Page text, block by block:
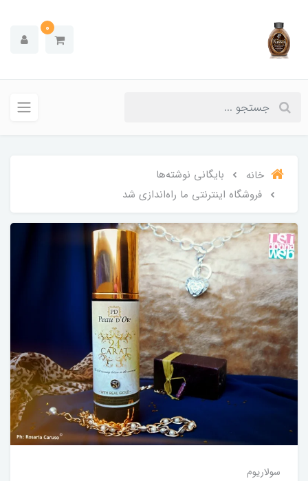
0
خانه
بایگانی نوشته‌ها
فروشگاه اینترنتی ما راه‌اندازی شد
سولاریوم